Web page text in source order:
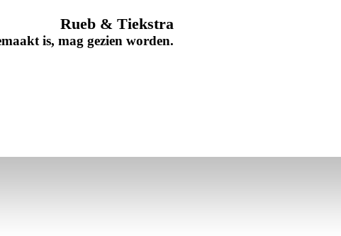
& Tiekstra
is, mag gezien worden.